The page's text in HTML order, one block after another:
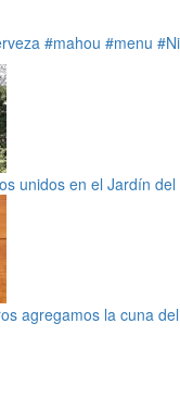
#mahou #menu
unidos en el Jardín
agregamos la cuna